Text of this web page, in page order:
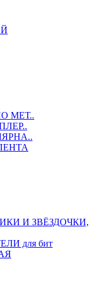
МЕТ..
И ЗВЁЗДОЧКИ,
для бит